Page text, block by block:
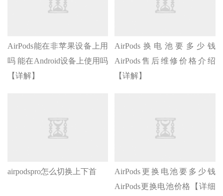
AirPods能在非苹果设备上用
吗 能在Android设备上使用吗
【详解】
AirPods换电池要多少钱
AirPods售后维修价格介绍
【详解】
airpodspro怎么切换上下首
AirPods更换电池要多少钱
AirPods更换电池价格【详细